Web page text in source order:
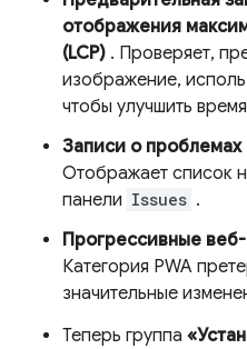
отображения
(LCP) . Проверяет,
изображение,
чтобы улучшить
Записи о проблемах
Отображает список
панели Issues .
Прогрессивные
Категория PWA
значительные
Теперь группа